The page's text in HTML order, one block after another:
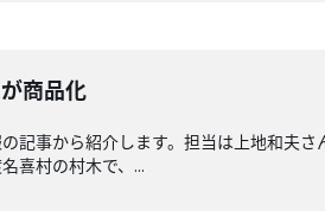
商品化
記事から紹介します。担当は上地和夫
喜村の村木で、...